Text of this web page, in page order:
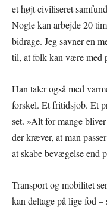
et højt civiliseret
Nogle kan arbejde 20
bidrage. Jeg savner en
til, at folk kan være med
Han taler også med
forskel. Et fritidsjob. Et
set. »Alt for mange
der kræver, at man
at skabe bevægelse end
Transport og mobilitet
kan deltage på lige fod